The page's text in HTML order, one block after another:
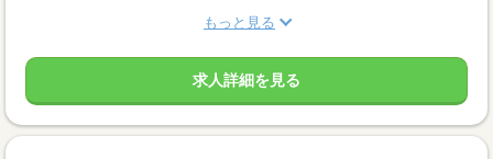
もっと見る
求人詳細を見る